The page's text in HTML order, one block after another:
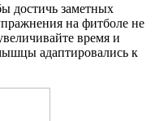
достичь заметных
на фитболе не
время и
адаптировались к